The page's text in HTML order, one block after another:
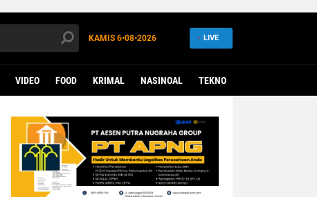
KAMIS 6•08•2026 LIVE
VIDEO FOOD KRIMAL NASINOAL TEKNO